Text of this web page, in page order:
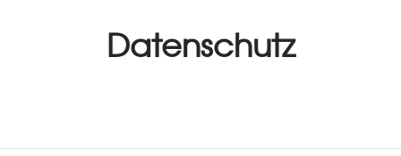
Datenschutz